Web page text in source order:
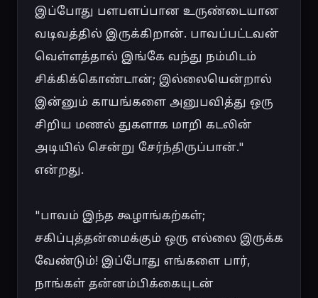
இப்போது பளபளப்பான உருண்டையான
வடிவத்தில் இருக்கிறான். பாவப்பட்டவன்
வெள்ளத்தால் இங்கே வந்து நம்மிடம்
சிக்கிக்கொண்டான்; இல்லையென்றால்
இன்னும் காயங்களை அனுபவித்து ஒரு
சிறிய மணல் துகளாக மாறி கடலின்
அடியில் சென்று சேர்ந்திருப்பான்."
என்றது.
"பாவம் இந்த கூழாங்கற்கள்;
சகிப்புத்தன்மைக்கும் ஒரு எல்லை இருக்க
வேண்டும்! இப்போது எங்களை பார்,
நாங்கள் தன்னம்பிக்கையுடன்